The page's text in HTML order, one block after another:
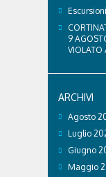
9
VIOLATO
ARCHIVI
Agosto
Luglio
Giugno
Maggio